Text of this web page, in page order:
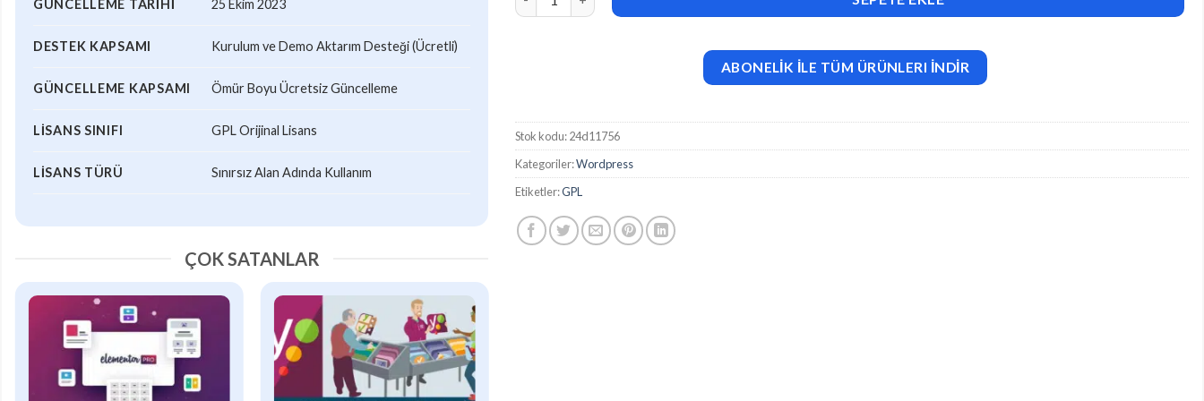
GÜNCELLEME TARIHI 25 Ekim 2023
DESTEK KAPSAMI Kurulum ve Demo Aktarım Desteği (Ücretli)
GÜNCELLEME KAPSAMI Ömür Boyu Ücretsiz Güncelleme
LISANS SINIFI GPL Orijinal Lisans
LISANS TÜRÜ Sınırsız Alan Adında Kullanım
ÇOK SATANLAR
ABONELİK İLE TÜM ÜRÜNLERI İNDİR
Stok kodu:24d11756
Kategoriler:Wordpress
Etiketler:GPL